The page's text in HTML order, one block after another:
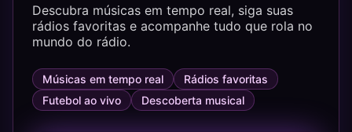
Descubra músicas em tempo real, siga suas
rádios favoritas e acompanhe tudo que rola no
mundo do rádio.
Músicas em tempo real
Rádios favoritas
Futebol ao vivo
Descoberta musical